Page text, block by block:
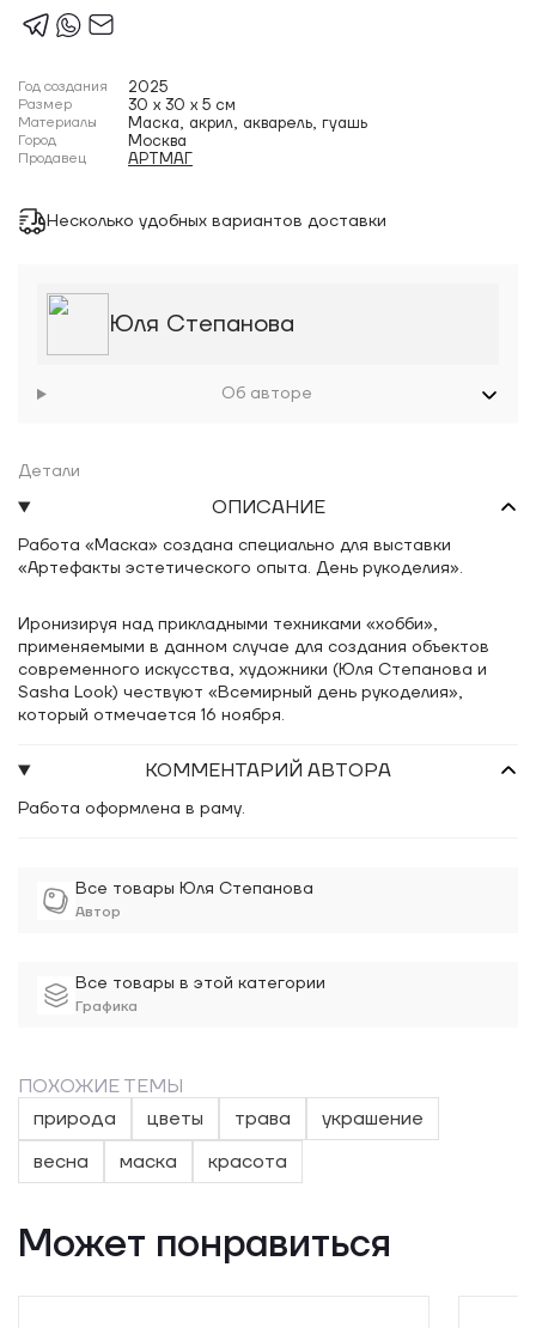
Год создания 2025
Размер 30 x 30 x 5 см
Материалы Маска, акрил, акварель, гуашь
Город Москва
Продавец АРТМАГ
Несколько удобных вариантов доставки
Все товары Юля Степанова
Автор
Все товары в этой категории
Графика
Юля Степанова
Об авторе
Детали
ОПИСАНИЕ
Работа «Маска» создана специально для выставки
«Артефакты эстетического опыта. День рукоделия».
Иронизируя над прикладными техниками «хобби»,
применяемыми в данном случае для создания объектов
современного искусства, художники (Юля Степанова и
Sasha Look) чествуют «Всемирный день рукоделия»,
который отмечается 16 ноября.
КОММЕНТАРИЙ АВТОРА
Работа оформлена в раму.
ПОХОЖИЕ ТЕМЫ
природа
цветы трава
украшение
весна
маска красота
Может понравиться